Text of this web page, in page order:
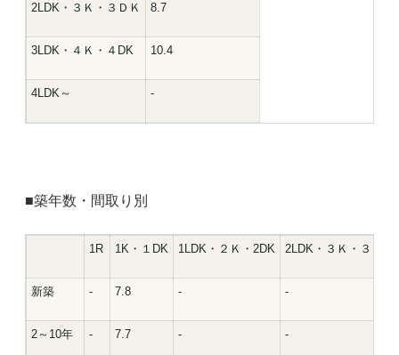
2LDK・３Ｋ・３ＤＫ 8.7
3LDK・４Ｋ・４DK 10.4
4LDK～ -
■築年数・間取り別
1R 1K・１DK 1LDK・２Ｋ・2DK 2LDK・３Ｋ・３ＤＫ
新築 - 7.8 - -
2～10年 - 7.7 - -